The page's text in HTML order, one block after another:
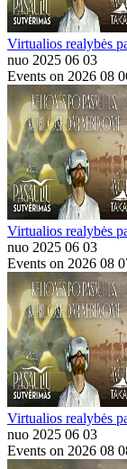
Virtualios realybės
nuo 2025 06 03
Events on 2026 08
Virtualios realybės
nuo 2025 06 03
Events on 2026 08
Virtualios realybės
nuo 2025 06 03
Events on 2026 08